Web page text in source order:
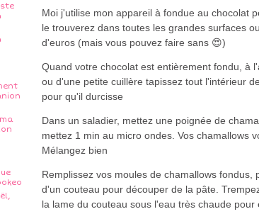
Moi j'utilise mon appareil à fondue au chocolat
le trouverez dans toutes les grandes surfaces
d'euros (mais vous pouvez faire sans 😍)
Quand votre chocolat est entièrement fondu, à
ou d'une petite cuillère tapissez tout l'intérieur
pour qu'il durcisse
Dans un saladier, mettez une poignée de
mettez 1 min au micro ondes. Vos chamallows
Mélangez bien
Remplissez vos moules de chamallows fondus,
d'un couteau pour découper de la pâte.
la lame du couteau sous l'eau très chaude pour